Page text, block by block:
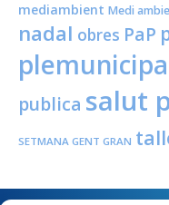
mediambient Medi
nadal obres PaP
publica salut
SETMANA GENT GRAN